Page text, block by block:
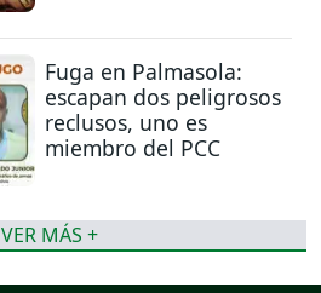
Fuga en Palmasola:
escapan dos peligrosos
reclusos, uno es
miembro del PCC
VER MÁS +